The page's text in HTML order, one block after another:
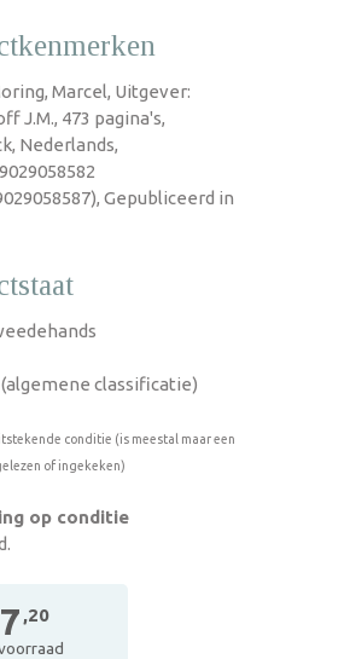
Marcel, Uitgever:
J.M., 473 pagina's,
Nederlands,
Gepubliceerd in
(algemene classificatie)
conditie (is meestal maar een
of ingekeken)
op conditie
,20